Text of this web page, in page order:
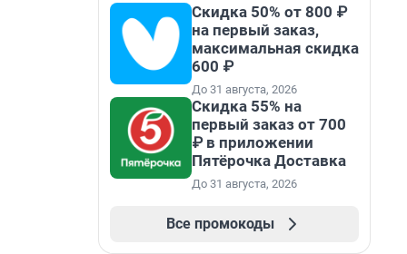
Скидка 50% от 800 ₽
на первый заказ,
максимальная скидка
600 ₽
До 31 августа, 2026
Скидка 55% на
первый заказ от 700
₽ в приложении
Пятёрочка Доставка
До 31 августа, 2026
Все промокоды